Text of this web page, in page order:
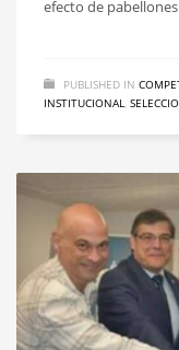
efecto de
PUBLISHED IN
INSTITUCIONAL